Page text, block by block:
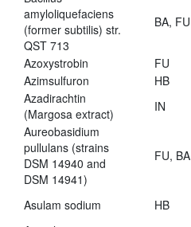
amyloliquefaciens
(former subtilis) str.
QST 713
BA, FU
Azoxystrobin FU
Azimsulfuron
HB
Azadirachtin
(Margosa extract)
IN
Aureobasidium
pullulans (strains
DSM 14940 and
DSM 14941)
FU, BA
Asulam sodium HB